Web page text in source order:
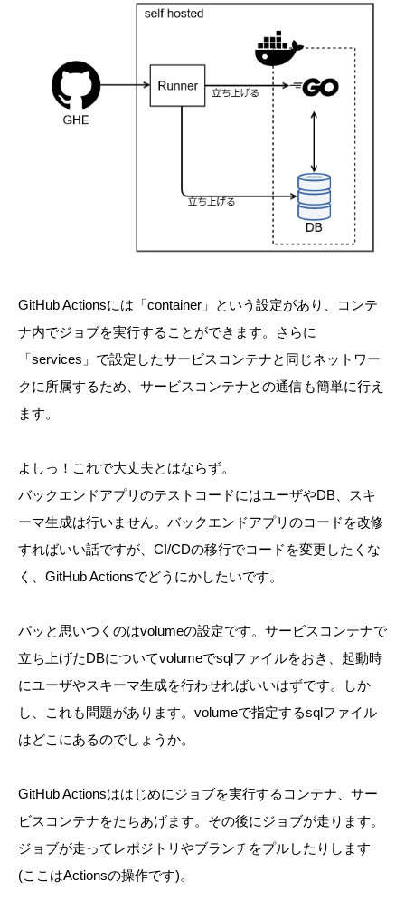
GitHub Actionsには「container」という設定があり、コンテ
ナ内でジョブを実行することができます。さらに
「services」で設定したサービスコンテナと同じネットワー
クに所属するため、サービスコンテナとの通信も簡単に行え
ます。
よしっ！これで大丈夫とはならず。
バックエンドアプリのテストコードにはユーザやDB、スキ
ーマ生成は行いません。バックエンドアプリのコードを改修
すればいい話ですが、CI/CDの移行でコードを変更したくな
く、GitHub Actionsでどうにかしたいです。
パッと思いつくのはvolumeの設定です。サービスコンテナで
立ち上げたDBについてvolumeでsqlファイルをおき、起動時
にユーザやスキーマ生成を行わせればいいはずです。しか
し、これも問題があります。volumeで指定するsqlファイル
はどこにあるのでしょうか。
GitHub Actionsははじめにジョブを実行するコンテナ、サー
ビスコンテナをたちあげます。その後にジョブが走ります。
ジョブが走ってレポジトリやブランチをプルしたりします
(ここはActionsの操作です)。